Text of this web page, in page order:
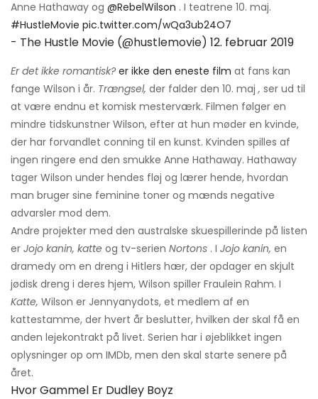
Anne Hathaway og @RebelWilson . I teatrene 10. maj.
#HustleMovie pic.twitter.com/wQa3ub24O7
- The Hustle Movie (@hustlemovie) 12. februar 2019
Er det ikke romantisk? er ikke den eneste film at fans kan
fange Wilson i år. Trængsel, der falder den 10. maj , ser ud til
at være endnu et komisk mesterværk. Filmen følger en
mindre tidskunstner Wilson, efter at hun møder en kvinde,
der har forvandlet conning til en kunst. Kvinden spilles af
ingen ringere end den smukke Anne Hathaway. Hathaway
tager Wilson under hendes fløj og lærer hende, hvordan
man bruger sine feminine toner og mænds negative
advarsler mod dem.
Andre projekter med den australske skuespillerinde på listen
er Jojo kanin, katte og tv-serien Nortons . I Jojo kanin, en
dramedy om en dreng i Hitlers hær, der opdager en skjult
jødisk dreng i deres hjem, Wilson spiller Fraulein Rahm. I
Katte, Wilson er Jennyanydots, et medlem af en
kattestamme, der hvert år beslutter, hvilken der skal få en
anden lejekontrakt på livet. Serien har i øjeblikket ingen
oplysninger op om IMDb, men den skal starte senere på
året.
Hvor Gammel Er Dudley Boyz